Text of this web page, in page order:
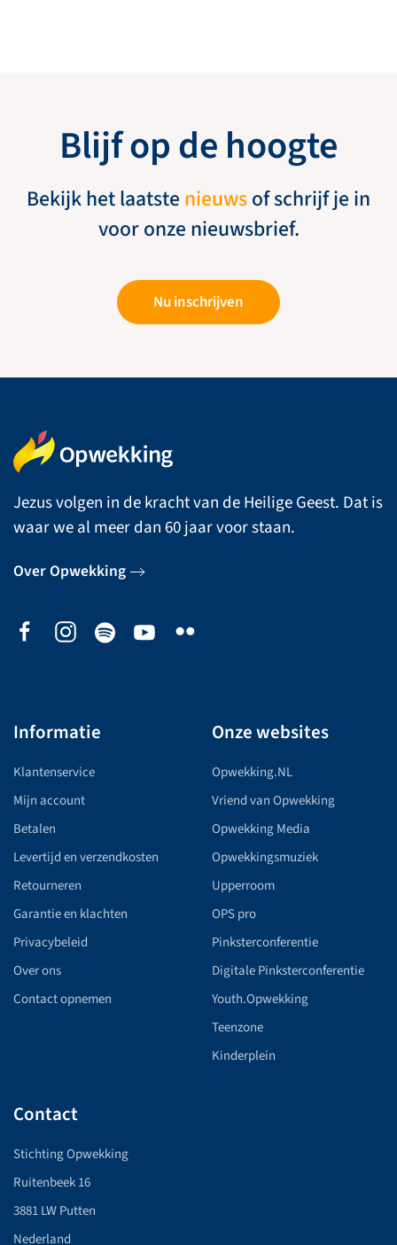
Blijf op de hoogte
Bekijk het laatste nieuwsof schrijf je in
voor onze nieuwsbrief.
Nu inschrijven
Jezus volgen in de kracht van de Heilige Geest. Dat is
waar we al meer dan 60 jaar voor staan.
Over Opwekking
Informatie
Klantenservice
Mijn account
Betalen
Levertijd en verzendkosten
Retourneren
Garantie en klachten
Privacybeleid
Over ons
Contact opnemen
Onze websites
Opwekking.NL
Vriend van Opwekking
Opwekking Media
Opwekkingsmuziek
Upperroom
OPS pro
Pinksterconferentie
Digitale Pinksterconferentie
Youth.Opwekking
Teenzone
Kinderplein
Contact
Stichting Opwekking
Ruitenbeek 16
3881 LW Putten
Nederland